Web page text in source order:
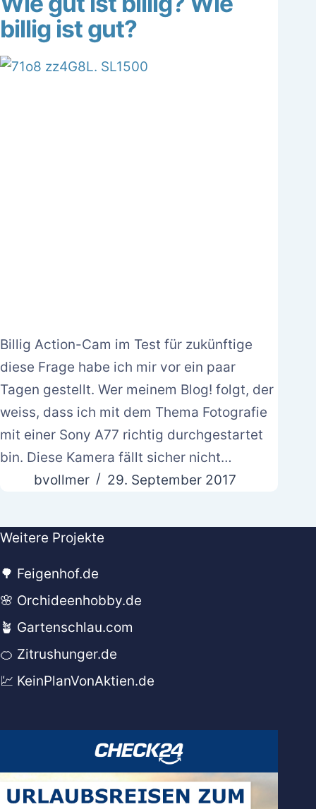
billig ist gut?
Billig Action-Cam im Test für zukünftige
diese Frage habe ich mir vor ein paar
Tagen gestellt. Wer meinem Blog! folgt, der
weiss, dass ich mit dem Thema Fotografie
mit einer Sony A77 richtig durchgestartet
bin. Diese Kamera fällt sicher nicht…
bvollmer
29. September 2017
Weitere Projekte
🌳 Feigenhof.de
🌸 Orchideenhobby.de
🪴 Gartenschlau.com
🍊 Zitrushunger.de
💹 KeinPlanVonAktien.de